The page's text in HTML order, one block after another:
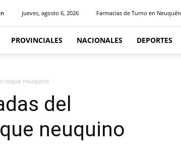
jueves, agosto 6, 2026 Farmacias de Turno en Neuquén
PROVINCIALES NACIONALES DEPORTES
toque neuquino
del
neuquino